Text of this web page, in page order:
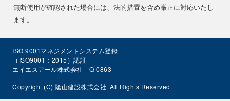
無断使用が確認された場合には、法的措置を含め厳正に対応いたし
ます。
ISO 9001マネジメントシステム登録
（ISO9001：2015）認証
エイエスアール株式会社 Q 0863
Copyright (C) 隂山建設株式会社. All Rights Reserved.